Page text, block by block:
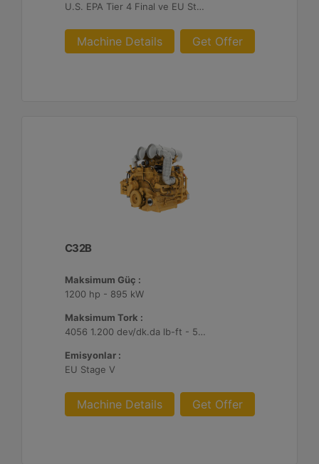
U.S. EPA Tier 4 Final ve EU Stage V
Machine Details Get Offer
C32B
Maksimum Güç :
1200 hp - 895 kW
Maksimum Tork :
4056 1.200 dev/dk.da lb-ft - 5499 1.200 dev/dk.da Nm
Emisyonlar :
EU Stage V
Machine Details Get Offer